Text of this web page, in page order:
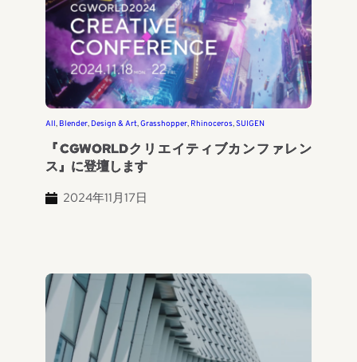
All, Blender, Design & Art, Grasshopper, Rhinoceros, SUIGEN
『CGWORLDクリエイティブカンファレン
ス』に登壇します
2024年11月17日